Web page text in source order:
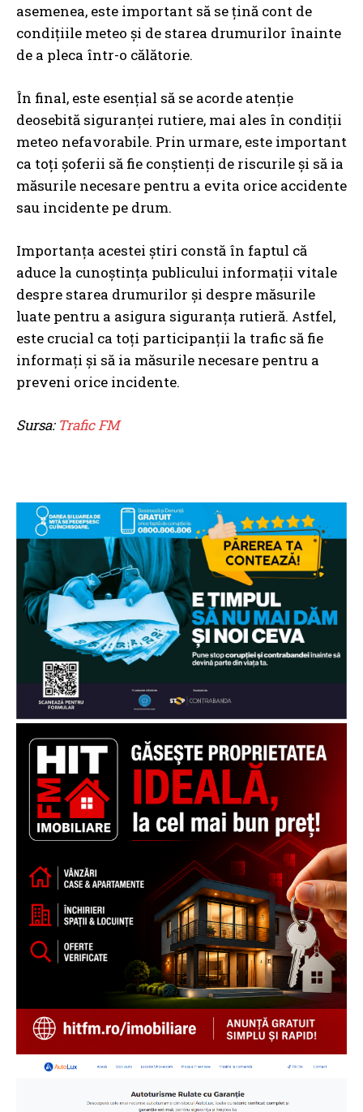
asemenea, este important să se țină cont de
condițiile meteo și de starea drumurilor înainte
de a pleca într-o călătorie.
În final, este esențial să se acorde atenție
deosebită siguranței rutiere, mai ales în condiții
meteo nefavorabile. Prin urmare, este important
ca toți șoferii să fie conștienți de riscurile și să ia
măsurile necesare pentru a evita orice accidente
sau incidente pe drum.
Importanța acestei știri constă în faptul că
aduce la cunoștința publicului informații vitale
despre starea drumurilor și despre măsurile
luate pentru a asigura siguranța rutieră. Astfel,
este crucial ca toți participanții la trafic să fie
informați și să ia măsurile necesare pentru a
preveni orice incidente.
Sursa: Trafic FM